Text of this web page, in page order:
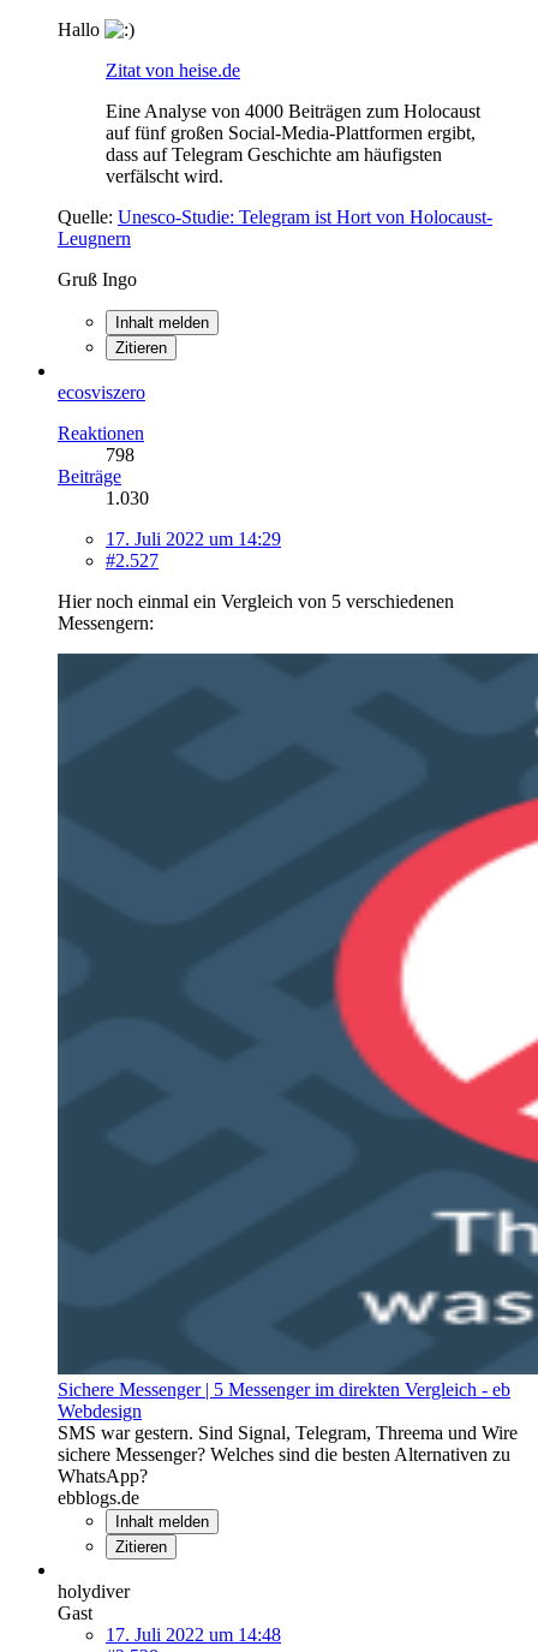
Hallo
Zitat von heise.de
Eine Analyse von 4000 Beiträgen zum Holocaust
auf fünf großen Social-Media-Plattformen ergibt,
dass auf Telegram Geschichte am häufigsten
verfälscht wird.
Quelle: Unesco-Studie: Telegram ist Hort von Holocaust-
Leugnern
Gruß Ingo
Inhalt melden
Zitieren
ecosviszero
Reaktionen
798
Beiträge
1.030
17. Juli 2022 um 14:29
#2.527
Hier noch einmal ein Vergleich von 5 verschiedenen
Messengern:
Sichere Messenger | 5 Messenger im direkten Vergleich - eb
Webdesign
SMS war gestern. Sind Signal, Telegram, Threema und Wire
sichere Messenger? Welches sind die besten Alternativen zu
WhatsApp?
ebblogs.de
Inhalt melden
Zitieren
holydiver
Gast
17. Juli 2022 um 14:48